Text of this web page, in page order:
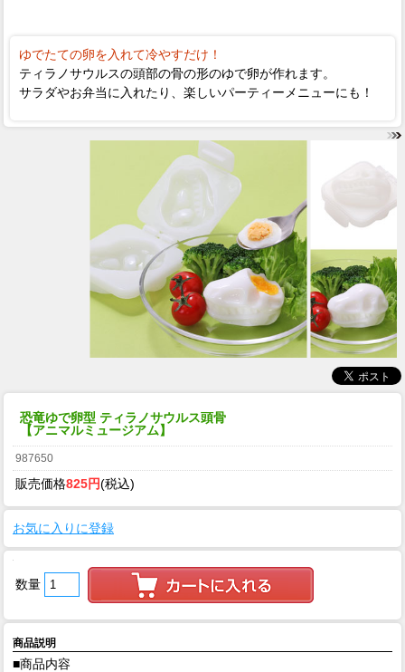
ゆでたての卵を入れて冷やすだけ！
ティラノサウルスの頭部の骨の形のゆで卵が作れます。
サラダやお弁当に入れたり、楽しいパーティーメニューにも！
恐竜ゆで卵型 ティラノサウルス頭骨
【アニマルミュージアム】
987650
販売価格825円(税込)
お気に入りに登録
数量
商品説明
■商品内容